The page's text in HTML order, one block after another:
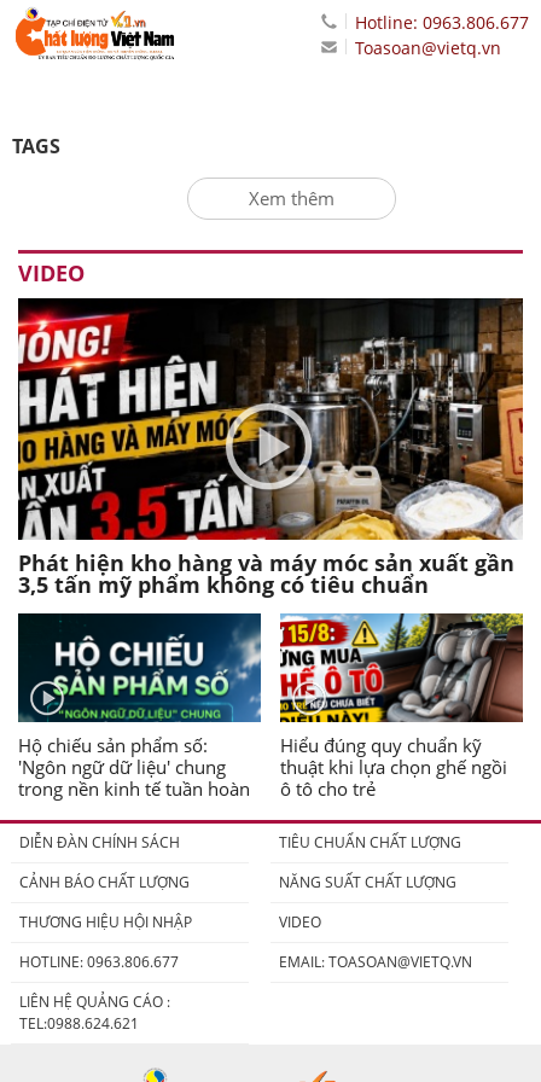
Hotline: 0963.806.677
Toasoan@vietq.vn
TAGS
Xem thêm
VIDEO
Phát hiện kho hàng và máy móc sản xuất gần
3,5 tấn mỹ phẩm không có tiêu chuẩn
Hộ chiếu sản phẩm số:
'Ngôn ngữ dữ liệu' chung
trong nền kinh tế tuần hoàn
Hiểu đúng quy chuẩn kỹ
thuật khi lựa chọn ghế ngồi
ô tô cho trẻ
DIỄN ĐÀN CHÍNH SÁCH
TIÊU CHUẨN CHẤT LƯỢNG
CẢNH BÁO CHẤT LƯỢNG
NĂNG SUẤT CHẤT LƯỢNG
THƯƠNG HIỆU HỘI NHẬP
VIDEO
HOTLINE: 0963.806.677
EMAIL:TOASOAN@VIETQ.VN
LIÊN HỆ QUẢNG CÁO :
TEL:0988.624.621